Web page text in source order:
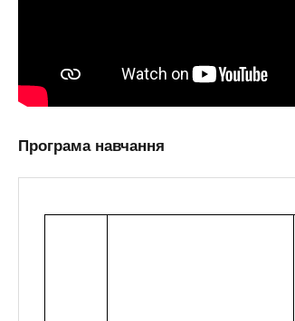
Програма навчання